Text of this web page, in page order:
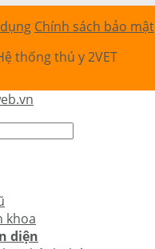
Chính sách bảo mật
thống thú y 2VET
khoa
diện